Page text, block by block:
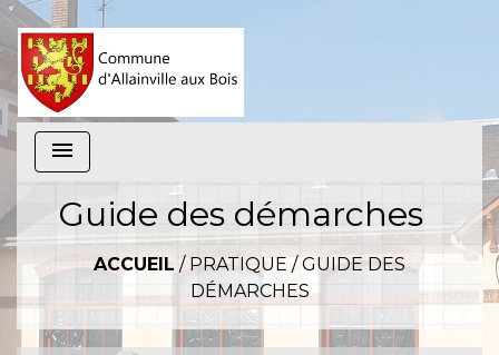
menu
Guide des démarches
ACCUEIL/ PRATIQUE /GUIDE DES
DÉMARCHES